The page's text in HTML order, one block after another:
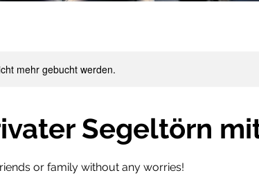
mehr gebucht werden.
Segeltörn
or family without any worries!